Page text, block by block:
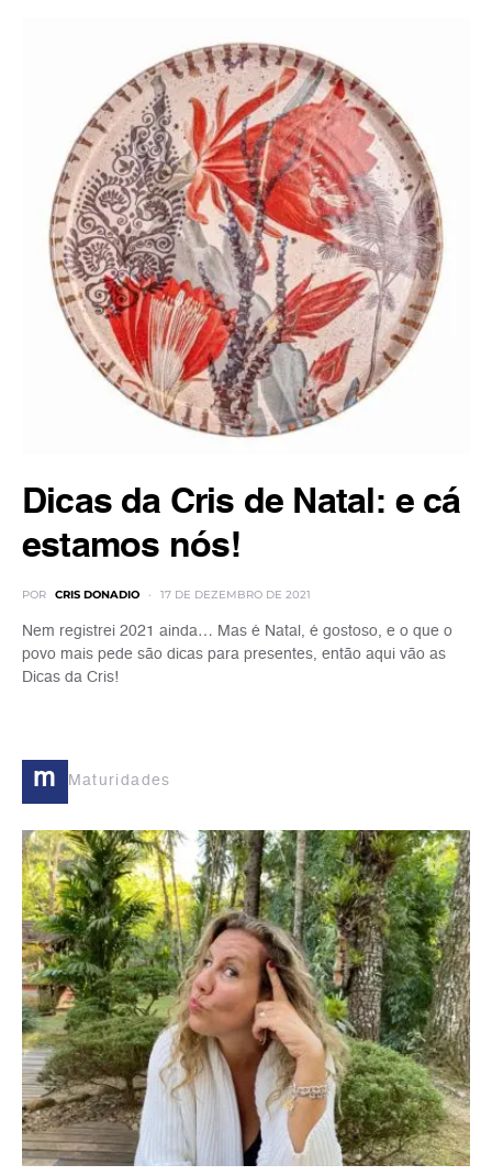
Dicas da Cris de Natal: e cá
estamos nós!
POR CRIS DONADIO 17 DE DEZEMBRO DE 2021
Nem registrei 2021 ainda… Mas é Natal, é gostoso, e o que o
povo mais pede são dicas para presentes, então aqui vão as
Dicas da Cris!
m Maturidades